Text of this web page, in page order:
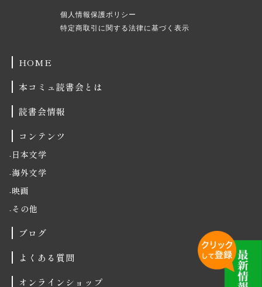
個人情報保護ポリシー
特定商取引に関する法律に基づく表示
HOME
本コミュ読書会とは
読書会情報
コンテンツ
日本文学
海外文学
映画
その他
ブログ
よくある質問
オンラインショップ